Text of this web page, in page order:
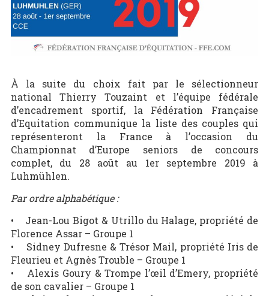
À la suite du choix fait par le sélectionneur
national Thierry Touzaint et l’équipe fédérale
d’encadrement sportif, la Fédération Française
d’Equitation communique la liste des couples qui
représenteront la France à l’occasion du
Championnat d’Europe seniors de concours
complet, du 28 août au 1er septembre 2019 à
Luhmühlen.
Par ordre alphabétique :
• Jean-Lou Bigot & Utrillo du Halage, propriété de
Florence Assar – Groupe 1
• Sidney Dufresne & Trésor Mail, propriété Iris de
Fleurieu et Agnès Trouble – Groupe 1
• Alexis Goury & Trompe l’œil d’Emery, propriété
de son cavalier – Groupe 1